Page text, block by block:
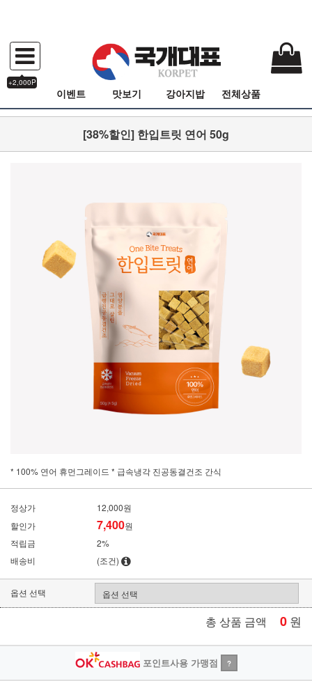
+2,000P
이벤트 맛보기 강아지밥 전체상품
[38%할인] 한입트릿 연어 50g
* 100% 연어 휴먼그레이드 * 급속냉각 진공동결건조 간식
정상가
12,000원
할인가
7,400원
적립금
2%
배송비
(조건)
옵션 선택
총 상품 금액 0 원
포인트사용 가맹점 ?